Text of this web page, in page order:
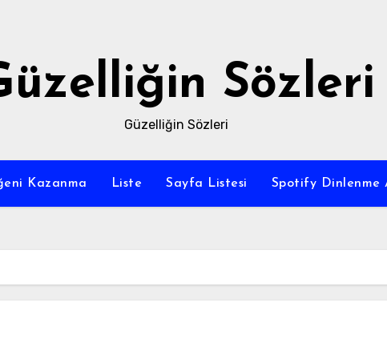
Sözleri
Güzelliğin Sözleri
Kazanma Liste Sayfa Listesi Spotify Dinlenme